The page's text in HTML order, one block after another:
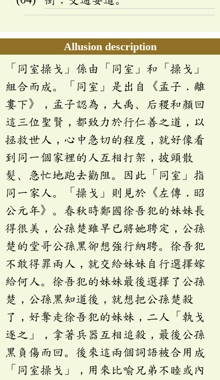
Allusion description
「同室操戈」係由「同室」和「操戈」
組合而成。「同室」是出自《孟子．離
婁下》，孟子認為，大禹、后稷和顏回
這三位聖賢，都致力於行仁善之道，以
拯救世人，心中急切的程度，就好像看
到同一個家裡的人互相打架，披頭散
髮、急忙地跑去勸阻。因此「同室」指
同一家人。「操戈」則見於《左傳．昭
公元年》。春秋時鄭國徐吾犯的妹妹長
得很美，公孫楚雖早已將她聘定，公孫
楚的堂哥公孫黑卻想強行納聘。徐吾犯
不敢得罪兩人，就交給妹妹自行選擇嫁
給何人。徐吾犯的妹妹最後選擇了公孫
楚，公孫黑知道後，就想把公孫楚殺
了，好奪走徐吾犯的妹妹，二人「執戈
逐之」，拿著兵器互相追殺，最後公孫
黑負傷而回。後來這兩個詞語被合用成
「同室操戈」，用來比喻兄弟不睦或內